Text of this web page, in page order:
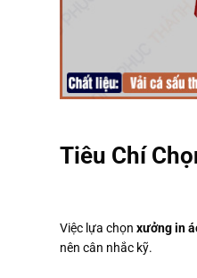
Tiêu Chí
Việc lựa chọn xưởng in
nên cân nhắc kỹ.